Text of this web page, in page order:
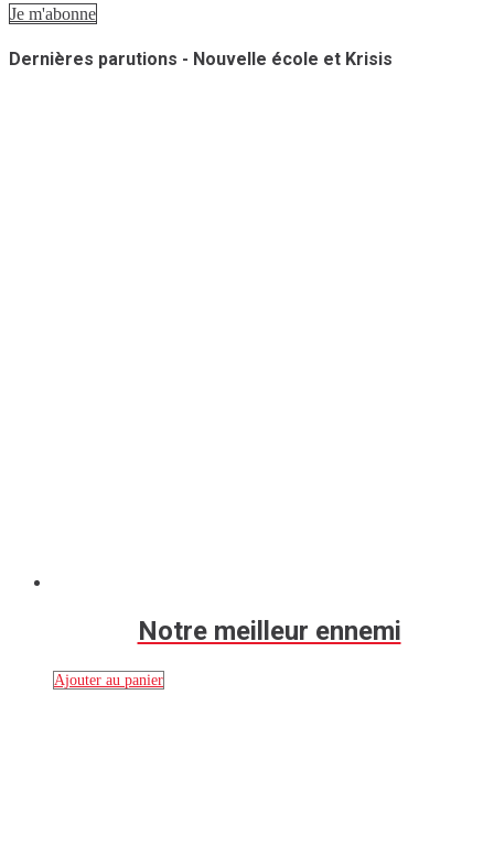
Je m'abonne
Dernières parutions - Nouvelle école et Krisis
Notre meilleur ennemi
Ajouter au panier